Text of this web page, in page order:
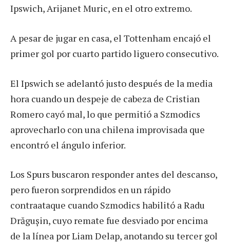
Ipswich, Arijanet Muric, en el otro extremo.
A pesar de jugar en casa, el Tottenham encajó el
primer gol por cuarto partido liguero consecutivo.
El Ipswich se adelantó justo después de la media
hora cuando un despeje de cabeza de Cristian
Romero cayó mal, lo que permitió a Szmodics
aprovecharlo con una chilena improvisada que
encontró el ángulo inferior.
Los Spurs buscaron responder antes del descanso,
pero fueron sorprendidos en un rápido
contraataque cuando Szmodics habilitó a Radu
Drăgușin, cuyo remate fue desviado por encima
de la línea por Liam Delap, anotando su tercer gol